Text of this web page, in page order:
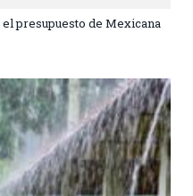
presupuesto de Mexicana